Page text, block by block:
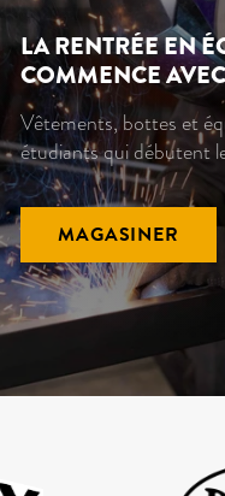
LA RENTRÉE EN
COMMENCE
Vêtements, bottes et
étudiants qui débutent
MAGASINER